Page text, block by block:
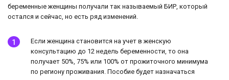
беременные женщины получали так называемый БИР, который
остался и сейчас, но есть ряд изменений.
Если женщина становится на учет в женскую
консультацию до 12 недель беременности, то она
получает 50%, 75% или 100% от прожиточного минимума
по региону проживания. Пособие будет назначаться